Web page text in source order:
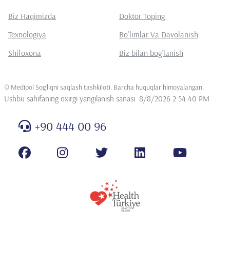
Biz Haqimizda
Doktor Toping
Texnologiya
Bo'limlar Va Davolanish
Shifoxona
Biz bilan bog'lanish
© Medipol Sog'liqni saqlash tashkiloti. Barcha huquqlar himoyalangan
Ushbu sahifaning oxirgi yangilanish sanasi 8/8/2026 2:54:40 PM
+90 444 00 96